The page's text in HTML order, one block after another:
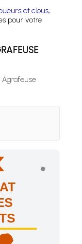
et clous,
pour votre